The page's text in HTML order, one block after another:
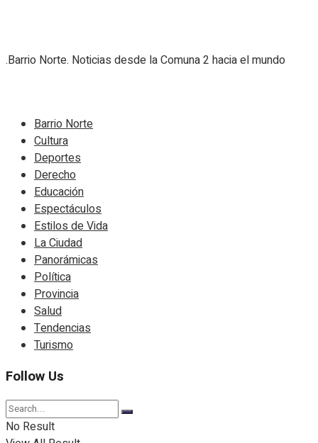
.Barrio Norte. Noticias desde la Comuna 2 hacia el mundo
Barrio Norte
Cultura
Deportes
Derecho
Educación
Espectáculos
Estilos de Vida
La Ciudad
Panorámicas
Política
Provincia
Salud
Tendencias
Turismo
Follow Us
No Result